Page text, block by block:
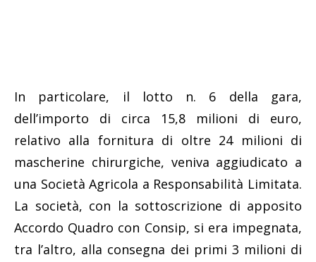
In particolare, il lotto n. 6 della gara,
dell’importo di circa 15,8 milioni di euro,
relativo alla fornitura di oltre 24 milioni di
mascherine chirurgiche, veniva aggiudicato a
una Società Agricola a Responsabilità Limitata.
La società, con la sottoscrizione di apposito
Accordo Quadro con Consip, si era impegnata,
tra l’altro, alla consegna dei primi 3 milioni di